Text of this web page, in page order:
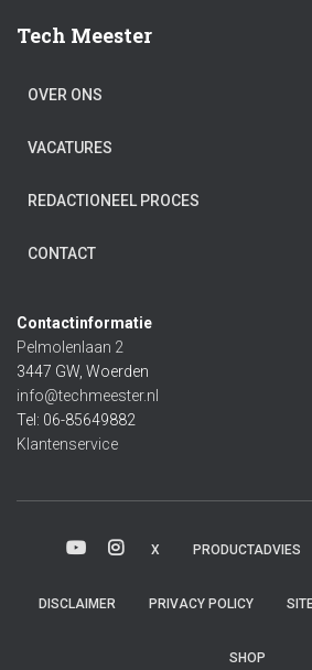
Tech Meester
OVER ONS
VACATURES
REDACTIONEEL PROCES
CONTACT
Contactinformatie
Pelmolenlaan 2
3447 GW, Woerden
info@techmeester.nl
Tel: 06-85649882
Klantenservice
X PRODUCTADVIES
DISCLAIMER PRIVACY POLICY
SHOP